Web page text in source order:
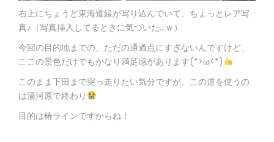
右上にちょうど東海道線が写り込んでいて、ちょっとレア写
真♪（写真挿入してるときに気づいた…ｗ）
今回の目的地までの、ただの通過点にすぎないんですけど、
ここの景色だけでもかなり満足感があります(*>ω<*)
このまま下田まで突っ走りたい気分ですが、この道を使うの
は湯河原で終わり
目的は椿ラインですからね！